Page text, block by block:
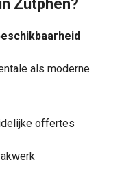
Zutphen?
als moderne
offertes